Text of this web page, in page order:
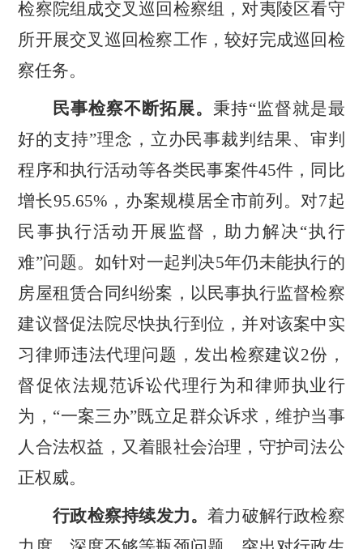
检察院组成交叉巡回检察组，对夷陵区看守
所开展交叉巡回检察工作，较好完成巡回检
察任务。
民事检察不断拓展。 秉持“监督就是最
好的支持”理念，立办民事裁判结果、审判
程序和执行活动等各类民事案件45件，同比
增长95.65% ，办案规模居全市前列。对7起
民事执行活动开展监督，助力解决“执行
难”问题。如针对一起判决5年仍未能执行的
房屋租赁合同纠纷案，以民事执行监督检察
建议督促法院尽快执行到位，并对该案中实
习律师违法代理问题，发出检察建议2份，
督促依法规范诉讼代理行为和律师执业行
为， “一案三办”既立足群众诉求，维护当事
人合法权益，又着眼社会治理，守护司法公
正权威。
行政检察持续发力。着力破解行政检察